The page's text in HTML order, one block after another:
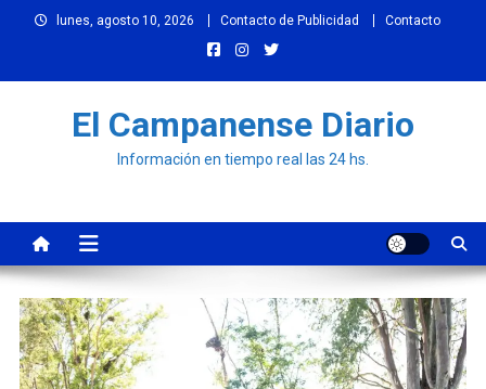
lunes, agosto 10, 2026 Contacto de Publicidad Contacto
El Campanense Diario
Información en tiempo real las 24 hs.